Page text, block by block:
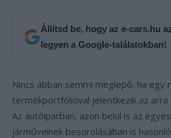
Állítsd be, hogy az e-cars.hu
legyen a Google-találatokban!
Nincs abban semmi meglepő, ha egy
termékportfólióval jelentkezik az arra
Az autóiparban, azon belül is az
járműveinek besorolásában is